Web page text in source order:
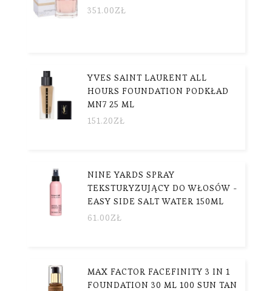
351.00ZŁ
YVES SAINT LAURENT ALL
HOURS FOUNDATION PODKŁAD
MN7 25 ML
151.20ZŁ
NINE YARDS SPRAY
TEKSTURYZUJĄCY DO WŁOSÓW -
EASY SIDE SALT WATER 150ML
61.00ZŁ
MAX FACTOR FACEFINITY 3 IN 1
FOUNDATION 30 ML 100 SUN TAN